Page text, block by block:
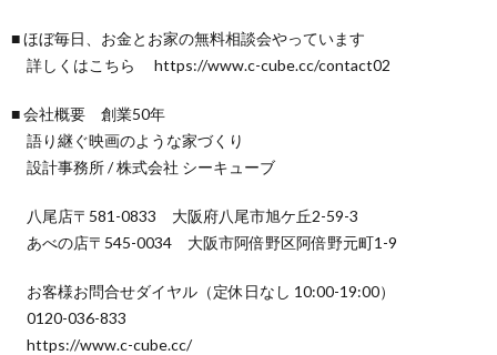
■ ほぼ毎日、お金とお家の無料相談会やっています
詳しくはこちら https://www.c-cube.cc/contact02
■ 会社概要 創業50年
語り継ぐ映画のような家づくり
設計事務所 / 株式会社 シーキューブ
八尾店〒581-0833 大阪府八尾市旭ケ丘2-59-3
あべの店〒545-0034 大阪市阿倍野区阿倍野元町1-9
お客様お問合せダイヤル（定休日なし 10:00-19:00）
0120-036-833
https://www.c-cube.cc/